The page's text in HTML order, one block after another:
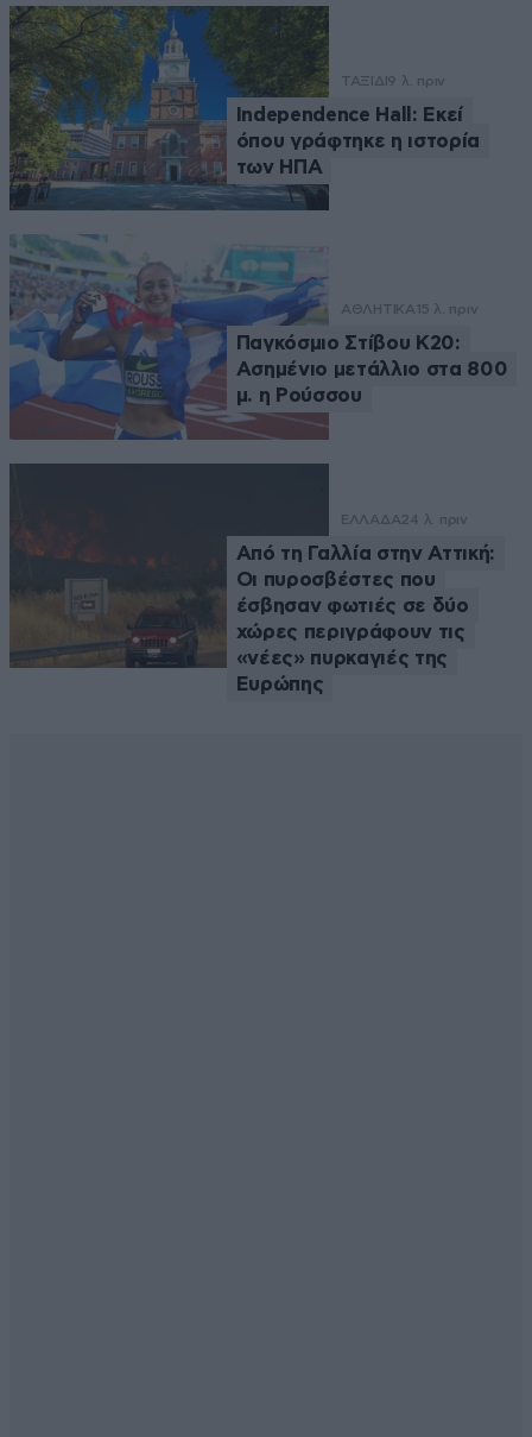
ΤΑΞΙΔΙ9 λ. πριν
Independence Hall: Εκεί
όπου γράφτηκε η ιστορία
των ΗΠΑ
ΑΘΛΗΤΙΚΑ 15 λ. πριν
Παγκόσμιο Στίβου Κ20:
Ασημένιο μετάλλιο στα 800
μ. η Ρούσσου
ΕΛΛΑΔΑ24 λ. πριν
Από τη Γαλλία στην Αττική:
Οι πυροσβέστες που
έσβησαν φωτιές σε δύο
χώρες περιγράφουν τις
«νέες» πυρκαγιές της
Ευρώπης